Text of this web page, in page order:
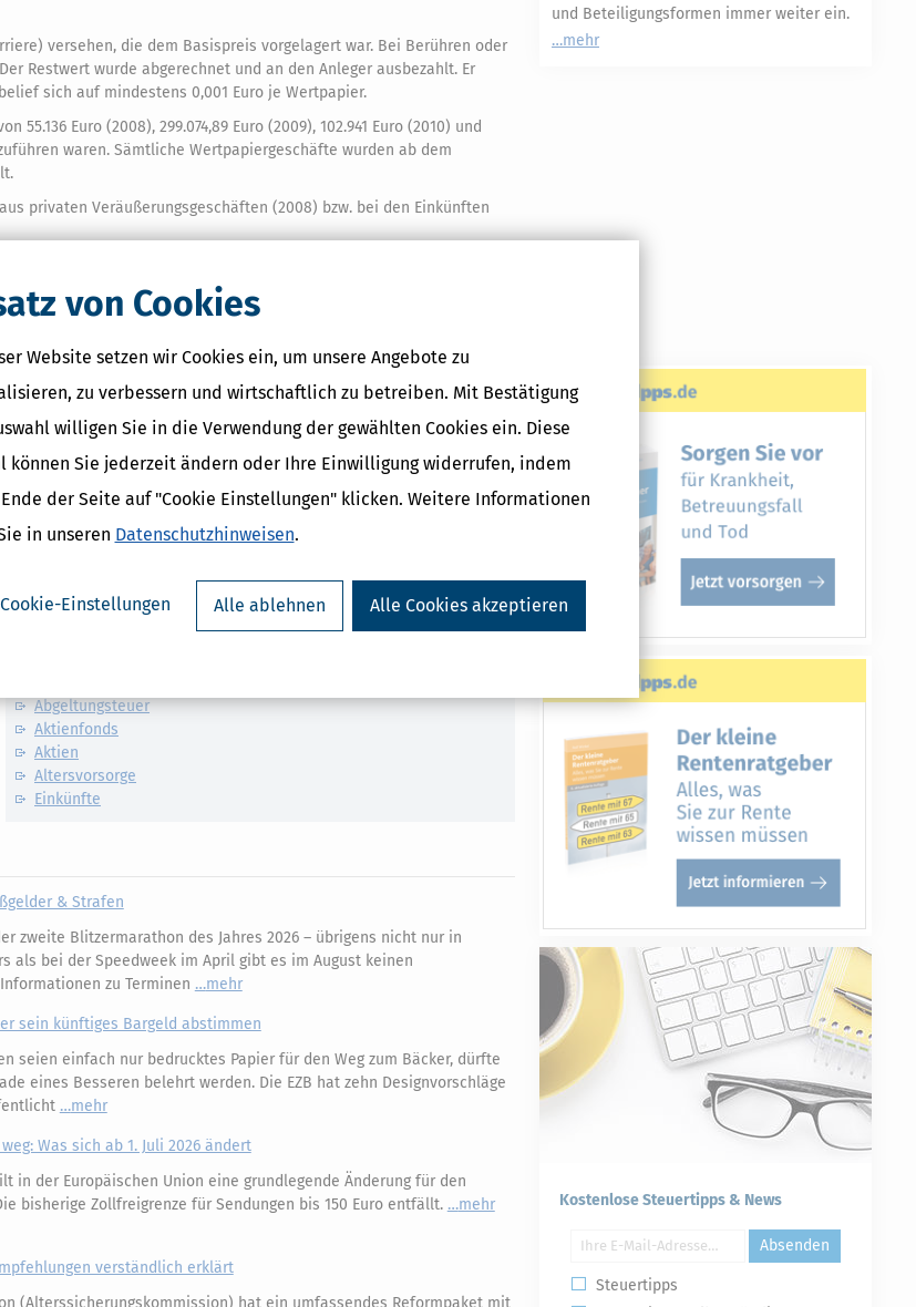
von Cookies
Website setzen wir Cookies ein, um unsere Angebote zu
zu verbessern und wirtschaftlich zu betreiben. Mit Bestätigung
willigen Sie in die Verwendung der gewählten Cookies ein. Diese
können Sie jederzeit ändern oder Ihre Einwilligung widerrufen, indem
der Seite auf "Cookie Einstellungen" klicken. Weitere Informationen
in unseren Datenschutzhinweisen.
Cookie-Einstellungen Alle ablehnen Alle Cookies akzeptieren
versehen, die dem Basispreis vorgelagert war. Bei Berühren oder
Restwert wurde abgerechnet und an den Anleger ausbezahlt. Er
sich auf mindestens 0,001 Euro je Wertpapier.
Euro (2008), 299.074,89 Euro (2009), 102.941 Euro (2010) und
waren. Sämtliche Wertpapiergeschäfte wurden ab dem
privaten Veräußerungsgeschäften (2008) bzw. bei den Einkünften
ab.
jedoch gaben dem Kläger Recht:
Verluste aus den »Open-End-Knock-Out«-Produkten im Streitjahr
Abs. 1 Satz 1 Nr. 4 EStG 2008 und in den Streitjahren 2009 bis 2011
seine, erklärten die obersten Finanzrichter der Republik.
Druckversion
Abgeltungsteuer
Aktienfonds
Aktien
Altersvorsorge
Einkünfte
& Strafen
zweite Blitzermarathon des Jahres 2026 – übrigens nicht nur in
als bei der Speedweek im April gibt es im August keinen
zu Terminen
mehr
sein künftiges Bargeld abstimmen
seien einfach nur bedrucktes Papier für den Weg zum Bäcker, dürfte
eines Besseren belehrt werden. Die EZB hat zehn Designvorschläge
mehr
Was sich ab 1. Juli 2026 ändert
in der Europäischen Union eine grundlegende Änderung für den
bisherige Zollfreigrenze für Sendungen bis 150 Euro entfällt.
mehr
verständlich erklärt
(Alterssicherungskommission) hat ein umfassendes Reformpaket mit
und Beteiligungsformen immer weiter ein.
mehr
Kostenlose Steuertipps & News
Absenden
Steuertipps